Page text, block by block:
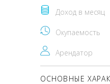
Доход в месяц
Окупаемость
Арендатор
ОСНОВНЫЕ